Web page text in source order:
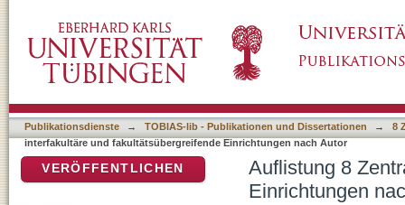
Publikationsdienste → TOBIAS-lib - Publikationen und Dissertationen →
8
interfakultäre und fakultätsübergreifende Einrichtungen nach Autor
Auflistung 8
Einrichtungen
VERÖFFENTLICHEN